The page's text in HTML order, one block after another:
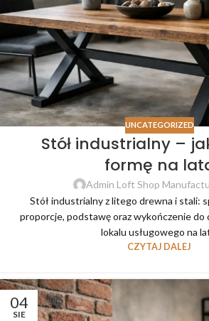
UNCATEGORIZED
Stół industrialny –
formę na
Admin Loft Shop
Stół industrialny z litego drewna i stali:
proporcje, podstawę oraz wykończenie do
lokalu usługowego na
CZYTAJ DALEJ
04
SIE